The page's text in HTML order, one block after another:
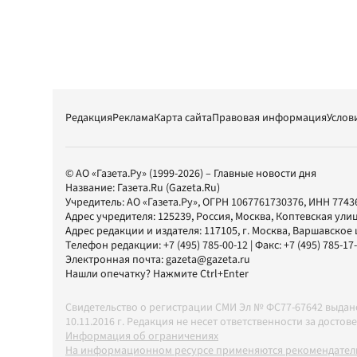
РедакцияРекламаКарта сайтаПравовая информация
© АО «Газета.Ру» (1999-2026) – Главные новости дня
Название: Газета.Ru (Gazeta.Ru)
Учредитель:АО «Газета.Ру», ОГРН 1067761730376, ИНН
Адрес учредителя: 125239, Россия, Москва, Коптевская
Адрес редакции и издателя: 117105, г. Москва, Варшавское
Телефон редакции:+7 (495) 785-00-12 | Факс:+7 (495) 785-
Электронная почта:gazeta@gazeta.ru
Нашли опечатку? Нажмите Ctrl+Enter
Свидетельство о регистрации СМИ Эл № ФС77-67642
10.11.2016 г. Редакция не несет ответственности за
Информация об ограничениях
На информационном ресурсе применяются